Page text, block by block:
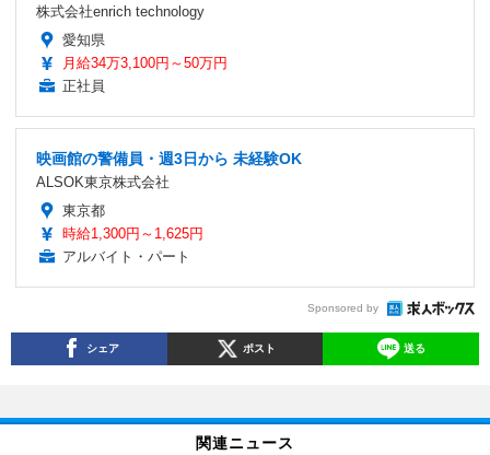
株式会社enrich technology
愛知県
月給34万3,100円～50万円
正社員
映画館の警備員・週3日から 未経験OK
ALSOK東京株式会社
東京都
時給1,300円～1,625円
アルバイト・パート
Sponsored by
シェア ポスト 送る
関連ニュース